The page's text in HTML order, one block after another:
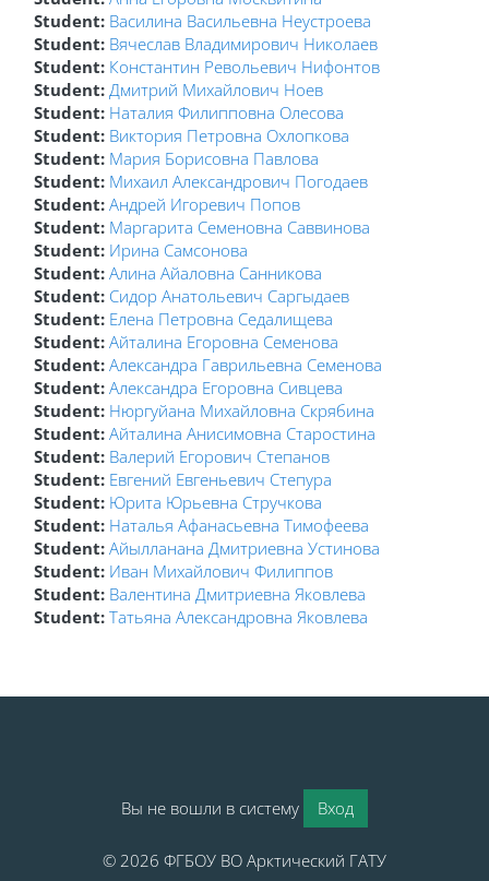
Student: Василина Васильевна Неустроева
Student: Вячеслав Владимирович Николаев
Student: Константин Револьевич Нифонтов
Student: Дмитрий Михайлович Ноев
Student: Наталия Филипповна Олесова
Student: Виктория Петровна Охлопкова
Student: Мария Борисовна Павлова
Student: Михаил Александрович Погодаев
Student: Андрей Игоревич Попов
Student: Маргарита Семеновна Саввинова
Student: Ирина Самсонова
Student: Алина Айаловна Санникова
Student: Сидор Анатольевич Саргыдаев
Student: Елена Петровна Седалищева
Student: Айталина Егоровна Семенова
Student: Александра Гаврильевна Семенова
Student: Александра Егоровна Сивцева
Student: Нюргуйана Михайловна Скрябина
Student: Айталина Анисимовна Старостина
Student: Валерий Егорович Степанов
Student: Евгений Евгеньевич Степура
Student: Юрита Юрьевна Стручкова
Student: Наталья Афанасьевна Тимофеева
Student: Айылланана Дмитриевна Устинова
Student: Иван Михайлович Филиппов
Student: Валентина Дмитриевна Яковлева
Student: Татьяна Александровна Яковлева
Вы не вошли в систему Вход
© 2026 ФГБОУ ВО Арктический ГАТУ